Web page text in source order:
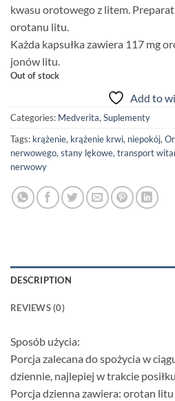
kwasu orotowego z litem.
orotanu litu.
Każda kapsułka zawiera 117 mg
jonów litu.
Out of stock
Add to
Categories: Medverita,Suplementy
Tags: krążenie, krążenie krwi, niepokój,
nerwowego,stany lękowe,transport
nerwowy
DESCRIPTION
REVIEWS (0)
Sposób użycia:
Porcja zalecana do spożycia w
dziennie, najlepiej w trakcie
Porcja dzienna zawiera: orotan